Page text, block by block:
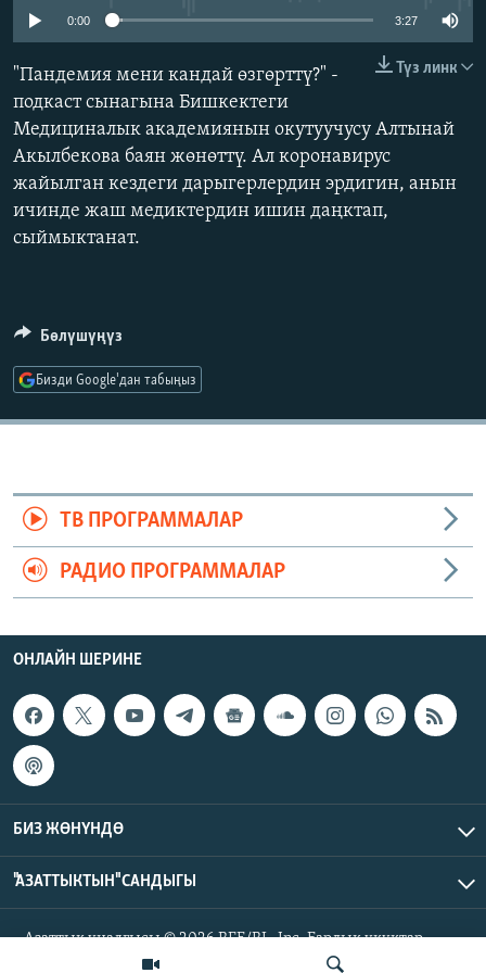
ЭЖЕ-СИҢДИЛЕР
ЫҢГАЙСЫЗ СУРООЛОР
ОНЛАЙН ШЕРИНЕ
ЭЕ/АРнун бардык сайттары
0:00 3:27
Түз линк
"Пандемия мени кандай өзгөрттү?" -
подкаст сынагына Бишкектеги
Медициналык академиянын окутуучусу Алтынай
Акылбекова баян жөнөттү. Ал коронавирус
жайылган кездеги дарыгерлердин эрдигин, анын
ичинде жаш медиктердин ишин даңктап,
сыймыктанат.
Бөлүшүңүз
Бизди Google'дан табыңыз
ТВ ПРОГРАММАЛАР
РАДИО ПРОГРАММАЛАР
ОНЛАЙН ШЕРИНЕ
БИЗ ЖӨНҮНДӨ
"АЗАТТЫКТЫН" САНДЫГЫ
Азаттык үналгысы © 2026 RFE/RL, Inc. Бардык укуктар